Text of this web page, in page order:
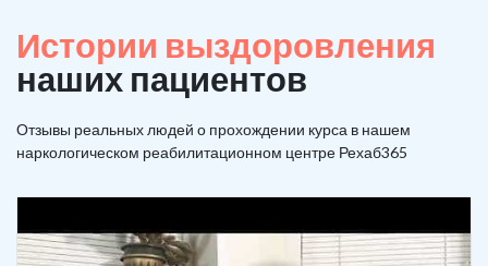
Истории выздоровления
наших пациентов
Отзывы реальных людей о прохождении курса в нашем
наркологическом реабилитационном центре Рехаб365